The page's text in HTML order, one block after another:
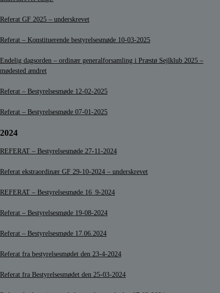
Referat GF 2025 – underskrevet
Referat – Konstituerende bestyrelsesmøde 10-03-2025
Endelig dagsorden – ordinær generalforsamling i Præstø Sejlklub 2025 –
mødested ændret
Referat – Bestyrelsesmøde 12-02-2025
Referat – Bestyrelsesmøde 07-01-2025
2024
REFERAT – Bestyrelsesmøde 27-11-2024
Referat ekstraordinær GF 29-10-2024 – underskrevet
REFERAT – Bestyrelsesmøde 16_9-2024
Referat – Bestyrelsesmøde 19-08-2024
Referat – Bestyrelsesmøde 17.06.2024
Referat fra bestyrelsesmødet den 23-4-2024
Referat fra Bestyrelsesmødet den 25-03-2024